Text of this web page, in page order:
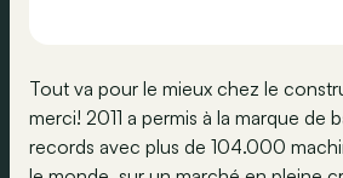
Tout va pour le mieux chez le
merci! 2011 a permis à la marque de
records avec plus de 104.000